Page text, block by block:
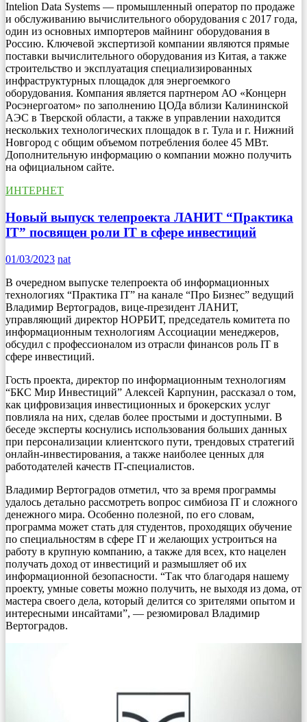
Intelion Data Systems — промышленный оператор по продаже
и обслуживанию вычислительного оборудования с 2017 года,
один из основных импортеров майнинг оборудования в
Россию. Ключевой экспертизой компании являются прямые
поставки вычислительного оборудования из Китая, а также
строительство и эксплуатация специализированных
инфраструктурных площадок для энергоемкого
оборудования. Компания является партнером АО «Концерн
Росэнергоатом» по заполнению ЦОДа вблизи Калининской
АЭС в Тверской области, а также в управлении находится
нескольких технологических площадок в г. Тула и г. Нижний
Новгород с общим объемом потребления более 45 МВт.
Дополнительную информацию о компании можно получить
на официальном сайте.
ИНТЕРНЕТ
Новый выпуск телепроекта ЛАНИТ “Практика
IT” посвящен роли IT в сфере инвестиций
01/03/2023 nat
В очередном выпуске телепроекта об информационных
технологиях “Практика IT” на канале “Про Бизнес” ведущий
Владимир Вертоградов, вице-президент ЛАНИТ,
управляющий директор НОРБИТ, председатель комитета по
информационным технологиям Ассоциации менеджеров,
обсудил с профессионалом из отрасли финансов роль IT в
сфере инвестиций.
Гость проекта, директор по информационным технологиям
“БКС Мир Инвестиций” Алексей Карпунин, рассказал о том,
как цифровизация инвестиционных и брокерских услуг
повлияла на них, сделав более простыми и доступными. В
беседе эксперты коснулись использования больших данных
при персонализации клиентского пути, трендовых стратегий
онлайн-инвестирования, а также наиболее ценных для
работодателей качеств IT-специалистов.
Владимир Вертоградов отметил, что за время программы
удалось детально рассмотреть вопрос симбиоза IT и сложного
денежного мира. Особенно полезной, по его словам,
программа может стать для студентов, проходящих обучение
по специальностям в сфере IT и желающих устроиться на
работу в крупную компанию, а также для всех, кто нацелен
получать доход от инвестиций и размышляет об их
информационной безопасности. “Так что благодаря нашему
проекту, умные советы можно получить, не выходя из дома, от
мастера своего дела, который делится со зрителями опытом и
интересными инсайтами”, — резюмировал Владимир
Вертоградов.